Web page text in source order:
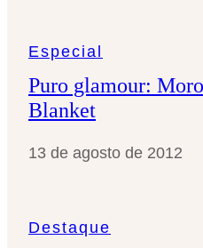
Especial
Puro glamour:
Blanket
13 de agosto de 2012
Destaque